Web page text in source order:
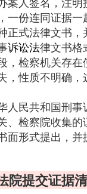
份连同证据
式法律文书，
诉讼法律文书格
检察机关存
，性质不明确
人民共和国刑
检察院收集
面形式提出，
院提交证据